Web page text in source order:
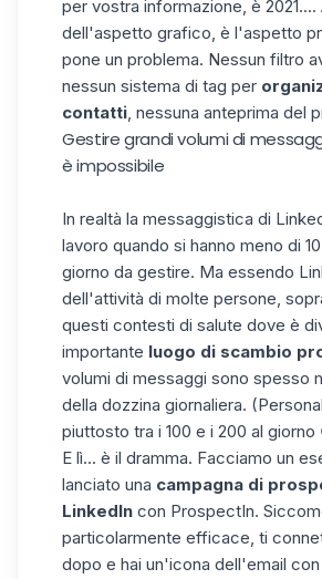
per vostra informazione, è 2021....
dell'aspetto grafico, è l'aspetto
pone un problema. Nessun filtro
nessun sistema di tag per
contatti, nessuna anteprima del
Gestire grandi volumi di
è impossibile
In realtà la messaggistica di
lavoro quando si hanno meno di
giorno da gestire. Ma essendo
dell'attività di molte persone,
questi contesti di salute dove è
importante luogo di scambio
volumi di messaggi sono spesso
della dozzina giornaliera.
piuttosto tra i 100 e i 200 al giorno
E lì... è il dramma. Facciamo un
lanciato una campagna di
LinkedIn con ProspectIn.
particolarmente efficace, ti
dopo e hai un'icona dell'email